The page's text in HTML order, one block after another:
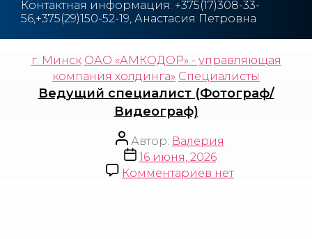
Контактная информация: +375(17)308-33-
56,+375(29)150-52-19, Анастасия Петровна
г. Минск ОАО «АМКОДОР» - управляющая
компания холдинга» Специалисты
Ведущий специалист (Фотограф/
Видеограф)
Автор: Валерия
16 июня, 2026
Комментариев нет